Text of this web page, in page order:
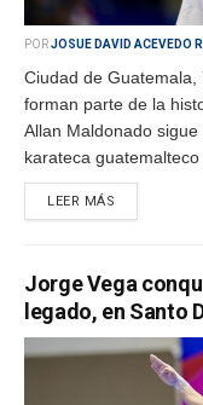
PORJOSUE DAVID ACEVEDO
Ciudad de
forman parte de la
Allan Maldonado
karateca guatemalteco
LEER MÁS
Jorge Vega
legado, en Santo